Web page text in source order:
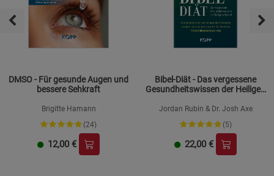
DMSO - Für gesunde Augen und
bessere Sehkraft
Brigitte Hamann
(24)
12,00 €
Bibel-Diät - Das vergessene
Gesundheitswissen der Heiligen
Jordan Rubin & Dr. Josh Axe
(5)
22,00 €